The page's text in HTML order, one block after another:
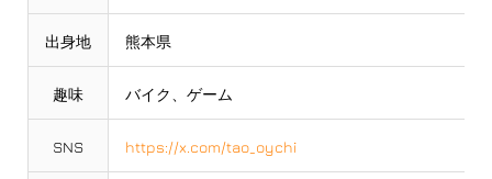
出身地 熊本県
趣味 バイク、ゲーム
SNS https://x.com/tao_oychi